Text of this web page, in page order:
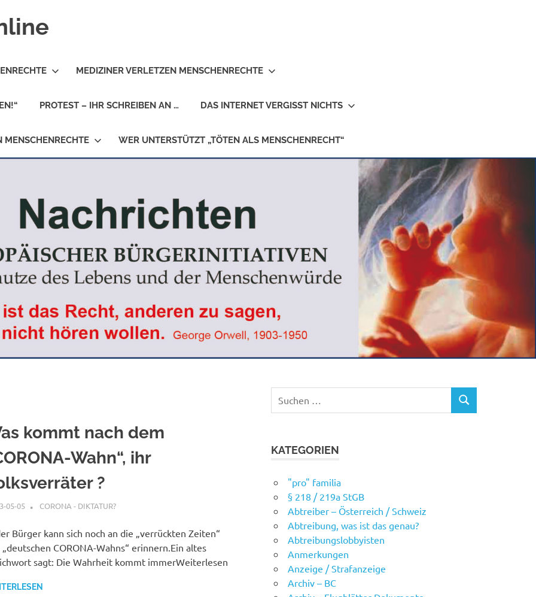
MEDIZINER VERLETZEN MENSCHENRECHTE
PROTEST – IHR SCHREIBEN AN … DAS INTERNET VERGISST NICHTS
MENSCHENRECHTE WER UNTERSTÜTZT „TÖTEN ALS MENSCHENRECHT“
kommt nach dem
Wahn“, ihr
?
05-05 XX
CORONA - DIKTATUR?
Bürger kann sich noch an die „verrückten Zeiten“
„deutschen CORONA-Wahns“ erinnern.Ein altes
sagt: Die Wahrheit kommt immerWeiterlesen
Suchen
SUCHEN
KATEGORIEN
"pro" familia
§ 218 / 219a StGB
Abtreiber – Österreich / Schweiz
Abtreibung, was ist das genau?
Abtreibungslobbyisten
Anmerkungen
Anzeige / Strafanzeige
Archiv – BC